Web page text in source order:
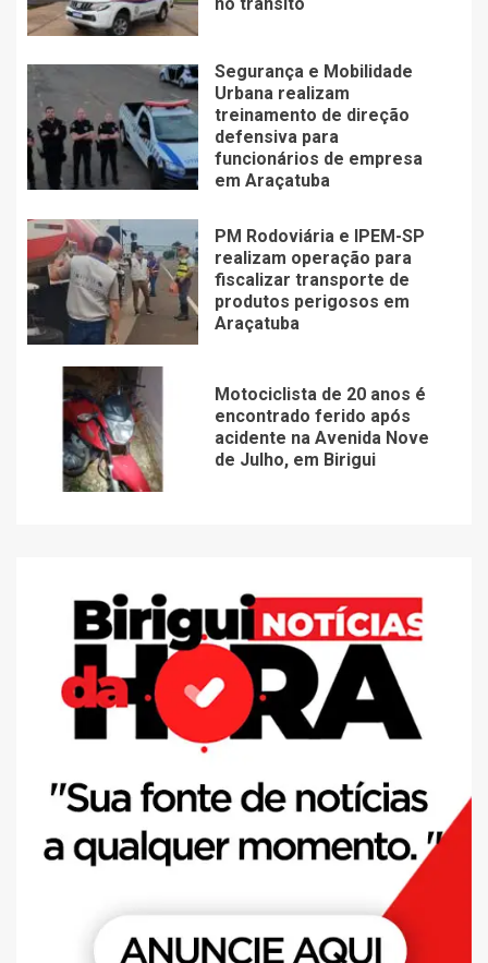
no trânsito
Segurança e Mobilidade
Urbana realizam
treinamento de direção
defensiva para
funcionários de empresa
em Araçatuba
PM Rodoviária e IPEM-SP
realizam operação para
fiscalizar transporte de
produtos perigosos em
Araçatuba
Motociclista de 20 anos é
encontrado ferido após
acidente na Avenida Nove
de Julho, em Birigui